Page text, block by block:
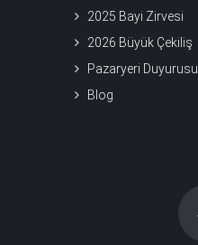
2025 Bayi Zirvesi
2026 Büyük Çekiliş
Pazaryeri Duyurusu
Blog